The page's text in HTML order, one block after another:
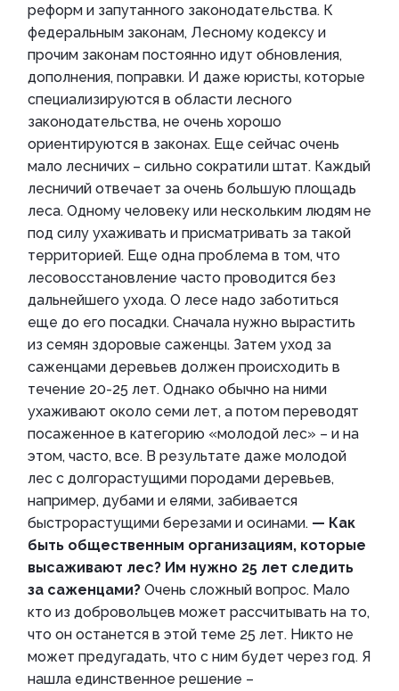
реформ и запутанного законодательства. К
федеральным законам, Лесному кодексу и
прочим законам постоянно идут обновления,
дополнения, поправки. И даже юристы, которые
специализируются в области лесного
законодательства, не очень хорошо
ориентируются в законах. Еще сейчас очень
мало лесничих – сильно сократили штат. Каждый
лесничий отвечает за очень большую площадь
леса. Одному человеку или нескольким людям не
под силу ухаживать и присматривать за такой
территорией. Еще одна проблема в том, что
лесовосстановление часто проводится без
дальнейшего ухода. О лесе надо заботиться
еще до его посадки. Сначала нужно вырастить
из семян здоровые саженцы. Затем уход за
саженцами деревьев должен происходить в
течение 20-25 лет. Однако обычно на ними
ухаживают около семи лет, а потом переводят
посаженное в категорию «молодой лес» – и на
этом, часто, все. В результате даже молодой
лес с долгорастущими породами деревьев,
например, дубами и елями, забивается
быстрорастущими березами и осинами. — Как
быть общественным организациям, которые
высаживают лес? Им нужно 25 лет следить
за саженцами? Очень сложный вопрос. Мало
кто из добровольцев может рассчитывать на то,
что он останется в этой теме 25 лет. Никто не
может предугадать, что с ним будет через год. Я
нашла единственное решение –